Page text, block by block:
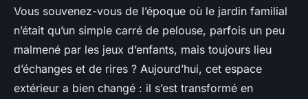
Votre paysagiste expérimenté
pour des espaces verts autour
de Compiègne
Auberte•09/03/2026 14:02• 12 min de lecture
Vous souvenez-vous de l’époque où le jardin familial
n’était qu’un simple carré de pelouse, parfois un peu
malmené par les jeux d’enfants, mais toujours lieu
d’échanges et de rires ? Aujourd’hui, cet espace
extérieur a bien changé : il s’est transformé en